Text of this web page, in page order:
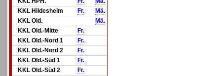
KKL Hildesheim
Fr.
Mä.
KKL Old.
Mä.
KKL Old.-Mitte
Fr.
KKL Old.-Nord 1
Fr.
KKL Old.-Nord 2
Fr.
KKL Old.-Süd 1
Fr.
KKL Old.-Süd 2
Fr.